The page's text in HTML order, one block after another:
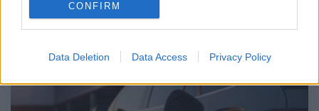
CONFIRM
Data Deletion Data Access Privacy Policy
MOTOR GREEN